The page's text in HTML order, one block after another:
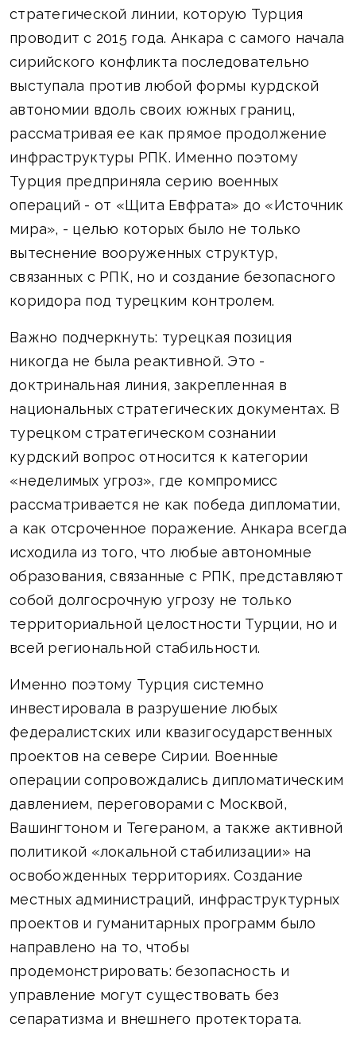
стратегической линии, которую Турция
проводит с 2015 года. Анкара с самого начала
сирийского конфликта последовательно
выступала против любой формы курдской
автономии вдоль своих южных границ,
рассматривая ее как прямое продолжение
инфраструктуры РПК. Именно поэтому
Турция предприняла серию военных
операций - от «Щита Евфрата» до «Источник
мира», - целью которых было не только
вытеснение вооруженных структур,
связанных с РПК, но и создание безопасного
коридора под турецким контролем.
Важно подчеркнуть: турецкая позиция
никогда не была реактивной. Это -
доктринальная линия, закрепленная в
национальных стратегических документах. В
турецком стратегическом сознании
курдский вопрос относится к категории
«неделимых угроз», где компромисс
рассматривается не как победа дипломатии,
а как отсроченное поражение. Анкара всегда
исходила из того, что любые автономные
образования, связанные с РПК, представляют
собой долгосрочную угрозу не только
территориальной целостности Турции, но и
всей региональной стабильности.
Именно поэтому Турция системно
инвестировала в разрушение любых
федералистских или квазигосударственных
проектов на севере Сирии. Военные
операции сопровождались дипломатическим
давлением, переговорами с Москвой,
Вашингтоном и Тегераном, а также активной
политикой «локальной стабилизации» на
освобожденных территориях. Создание
местных администраций, инфраструктурных
проектов и гуманитарных программ было
направлено на то, чтобы
продемонстрировать: безопасность и
управление могут существовать без
сепаратизма и внешнего протектората.